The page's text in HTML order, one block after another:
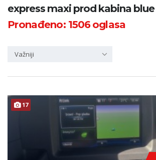
Županija
express maxi prod kabina
Pronađeno: 1506oglasa
Važniji
17